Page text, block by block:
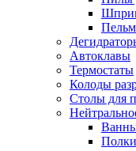
Автоклавы
Термостаты
Колоды
Столы для